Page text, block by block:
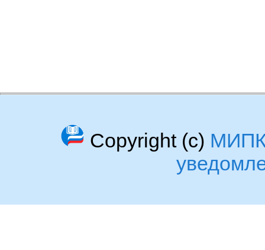
Copyright (c)